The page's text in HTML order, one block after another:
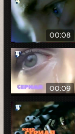
00:08
00:09